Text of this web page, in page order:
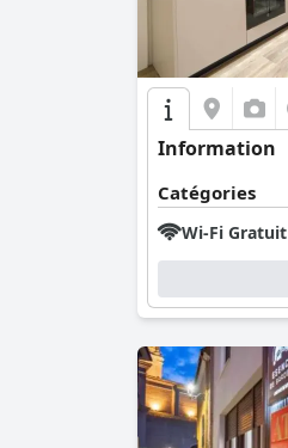
Information
Catégories
Wi-Fi Gratuit